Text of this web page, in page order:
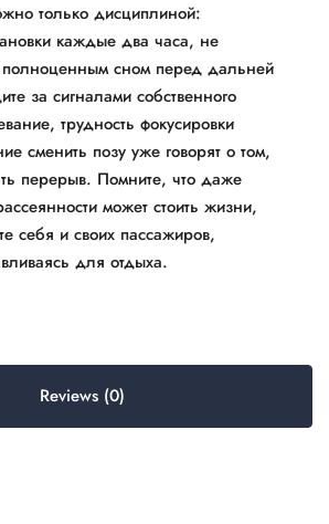
только дисциплиной:
каждые два часа, не
полноценным сном перед дальней
за сигналами собственного
трудность фокусировки
сменить позу уже говорят о том,
перерыв. Помните, что даже
может стоить жизни,
себя и своих пассажиров,
для отдыха.
Reviews (0)